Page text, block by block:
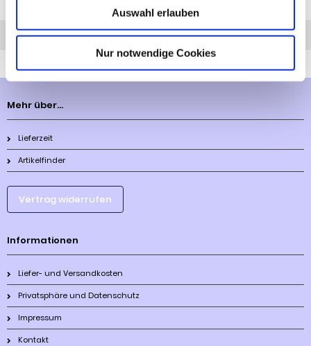
Auswahl erlauben
Nur notwendige Cookies
Anfrage Anrufen AHK-Finder
Mehr über...
Lieferzeit
Artikelfinder
Vertrag widerrufen
Informationen
Liefer- und Versandkosten
Privatsphäre und Datenschutz
Impressum
Kontakt